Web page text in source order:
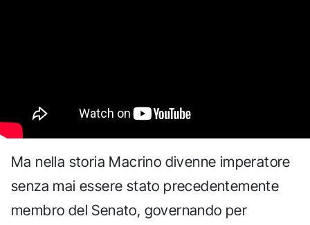
Ma nella storia Macrino divenne imperatore
senza mai essere stato precedentemente
membro del Senato, governando per